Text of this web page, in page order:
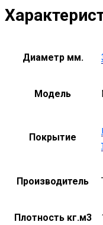
Диаметр мм.
Модель
Покрытие
Производитель
Плотность кг.м3